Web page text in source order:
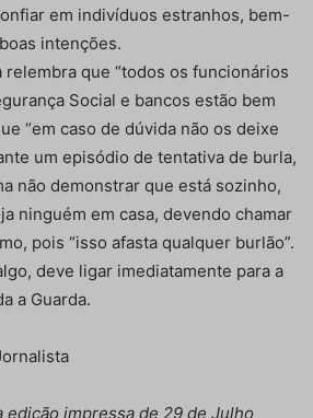
em indivíduos estranhos, bem-
intenções.
relembra que “todos os funcionários
Social e bancos estão bem
“em caso de dúvida não os deixe
um episódio de tentativa de burla,
não demonstrar que está sozinho,
ninguém em casa, devendo chamar
pois “isso afasta qualquer burlão”.
deve ligar imediatamente para a
a Guarda.
edição impressa de 29 de Julho